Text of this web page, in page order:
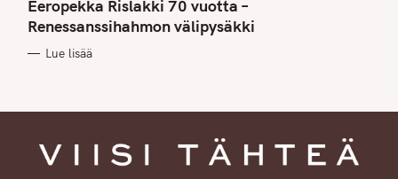
E
G
O
I
Eeropekka Rislakki 70 vuotta –
Renessanssihahmon välipysäkki
Lue lisää